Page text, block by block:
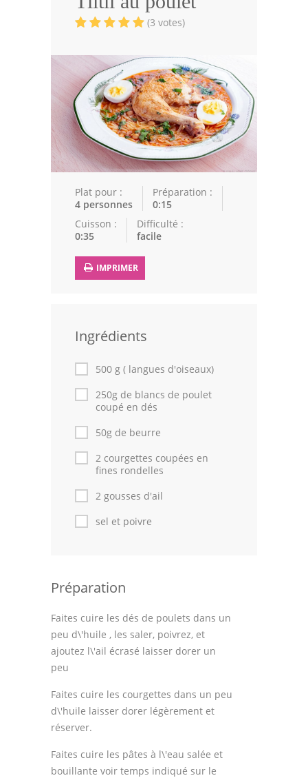
Volailles
Pâtisseries Orientales
Recettes marocaine
Cuisine Algérienne
Cuisine Tunisienne
Cuisine Libanaise
Articles
Actualités
Leçons de cuisine
Fêtes Religieuses
Chefs
Thèmes
Espace Personnel
(3 votes)
Plat pour :
4 personnes
Préparation :
0:15
Cuisson :
0:35
Difficulté :
facile
IMPRIMER
Ingrédients
500 g ( langues d'oiseaux)
250g de blancs de poulet
coupé en dés
50g de beurre
2 courgettes coupées en
fines rondelles
2 gousses d'ail
sel et poivre
Préparation
Faites cuire les dés de poulets dans un
peu d\'huile , les saler, poivrez, et
ajoutez l\'ail écrasé laisser dorer un
peu
Faites cuire les courgettes dans un peu
d\'huile laisser dorer légèrement et
réserver.
Faites cuire les pâtes à l\'eau salée et
bouillante voir temps indiqué sur le